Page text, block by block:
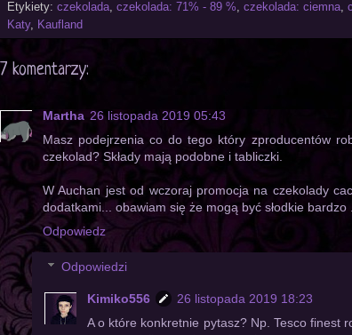
Etykiety: czekolada, czekolada: 71% - 89 %, czekolada: ciemna,
Katy, Kaufland
7 komentarzy:
Martha 26 listopada 2019 05:43
Masz podejrzenia co do tego który zproducentów
czekolad? Składy mają podobne i tabliczki.
W Auchan jest od wczoraj promocja na czekolady
dodatkami... obawiam się że mogą być słodkie bardzo
Odpowiedz
Odpowiedzi
Kimiko556
26 listopada 2019 18:23
A o które konkretnie pytasz? Np. Tesco finest